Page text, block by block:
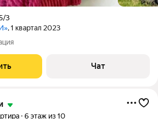
3
, 1 квартал 2023
Чат
6 этаж из 10